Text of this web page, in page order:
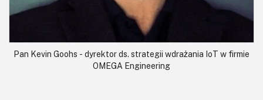
Pan Kevin Goohs - dyrektor ds. strategii wdrażania IoT w firmie
OMEGA Engineering